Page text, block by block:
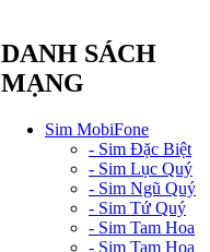
DANH SÁCH
MẠNG
Sim MobiFone
- Sim Đặc Biệt
- Sim Lục Quý
- Sim Ngũ Quý
- Sim Tứ Quý
- Sim Tam Hoa
- Sim Tam Hoa